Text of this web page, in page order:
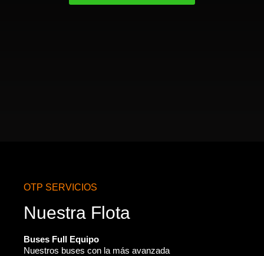
OTP SERVICIOS
Nuestra Flota
Buses Full Equipo
Nuestros buses con la más avanzada